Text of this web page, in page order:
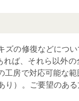
ズの修復などにつ
ば、それら以外
工房で対応可能な
り）。ご要望のあ